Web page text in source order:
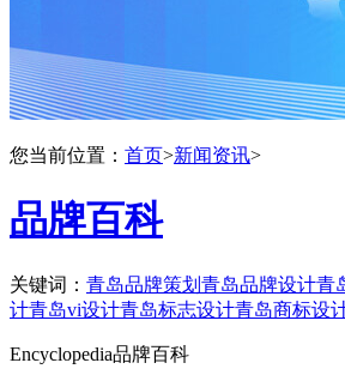
您当前位置： 首页>新闻资讯>
品牌百科
关键词： 青岛品牌策划 青岛品牌设计青
计青岛vi设计青岛标志设计青岛商标设
Encyclopedia品牌百科